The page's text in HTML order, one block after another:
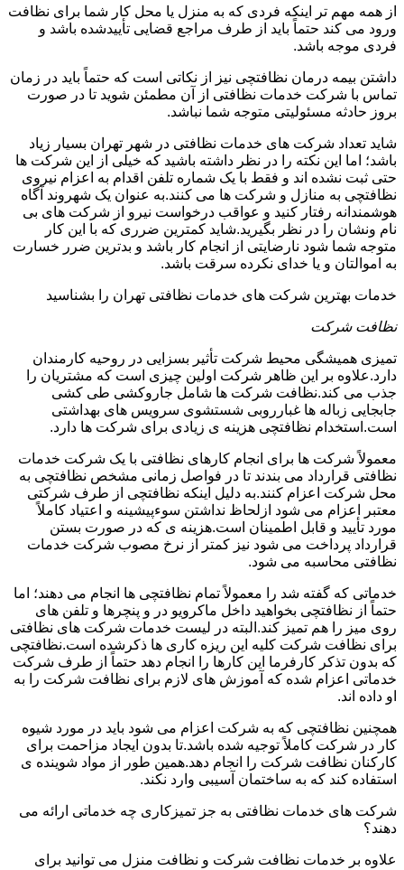
از همه مهم تر اینکه فردی که به منزل یا محل کار شما برای نظافت
ورود می کند حتماً باید از طرف مراجع قضایی تأییدشده باشد و
فردی موجه باشد.
داشتن بیمه درمان نظافتچی نیز از نکاتی است که حتماً باید در زمان
تماس با شرکت خدمات نظافتی از آن مطمئن شوید تا در صورت
بروز حادثه مسئولیتی متوجه شما نباشد.
شاید تعداد شرکت های خدمات نظافتی در شهر تهران بسیار زیاد
باشد؛ اما این نکته را در نظر داشته باشید که خیلی از این شرکت ها
حتی ثبت نشده اند و فقط با یک شماره تلفن اقدام به اعزام نیروی
نظافتچی به منازل و شرکت ها می کنند.به عنوان یک شهروند آگاه
هوشمندانه رفتار کنید و عواقب درخواست نیرو از شرکت های بی
نام ونشان را در نظر بگیرید.شاید کمترین ضرری که با این کار
متوجه شما شود نارضایتی از انجام کار باشد و بدترین ضرر خسارت
به اموالتان و یا خدای نکرده سرقت باشد.
خدمات بهترین شرکت های خدمات نظافتی تهران را بشناسید
نظافت شرکت
تمیزی همیشگی محیط شرکت تأثیر بسزایی در روحیه کارمندان
دارد.علاوه بر این ظاهر شرکت اولین چیزی است که مشتریان را
جذب می کند.نظافت شرکت ها شامل جاروکشی طی کشی
جابجایی زباله ها غبارروبی شستشوی سرویس های بهداشتی
است.استخدام نظافتچی هزینه ی زیادی برای شرکت ها دارد.
معمولاً شرکت ها برای انجام کارهای نظافتی با یک شرکت خدمات
نظافتی قرارداد می بندند تا در فواصل زمانی مشخص نظافتچی به
محل شرکت اعزام کنند.به دلیل اینکه نظافتچی از طرف شرکتی
معتبر اعزام می شود ازلحاظ نداشتن سوءپیشینه و اعتیاد کاملاً
مورد تأیید و قابل اطمینان است.هزینه ی که در صورت بستن
قرارداد پرداخت می شود نیز کمتر از نرخ مصوب شرکت خدمات
نظافتی محاسبه می شود.
خدماتی که گفته شد را معمولاً تمام نظافتچی ها انجام می دهند؛ اما
حتماً از نظافتچی بخواهید داخل ماکرویو در و پنچرها و تلفن های
روی میز را هم تمیز کند.البته در لیست خدمات شرکت های نظافتی
برای نظافت شرکت کلیه این ریزه کاری ها ذکرشده است.نظافتچی
که بدون تذکر کارفرما این کارها را انجام دهد حتماً از طرف شرکت
خدماتی اعزام شده که آموزش های لازم برای نظافت شرکت را به
او داده اند.
همچنین نظافتچی که به شرکت اعزام می شود باید در مورد شیوه
کار در شرکت کاملاً توجیه شده باشد.تا بدون ایجاد مزاحمت برای
کارکنان نظافت شرکت را انجام دهد.همین طور از مواد شوینده ی
استفاده کند که به ساختمان آسیبی وارد نکند.
شرکت های خدمات نظافتی به جز تمیزکاری چه خدماتی ارائه می
دهند؟
علاوه بر خدمات نظافت شرکت و نظافت منزل می توانید برای